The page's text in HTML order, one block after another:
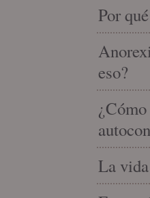
Por
eso?
La